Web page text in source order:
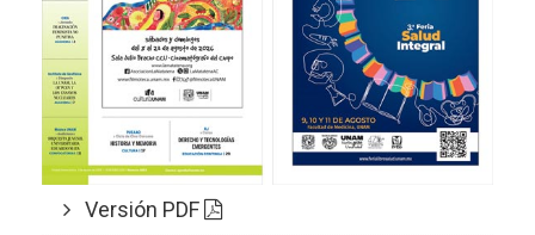
Versión PDF